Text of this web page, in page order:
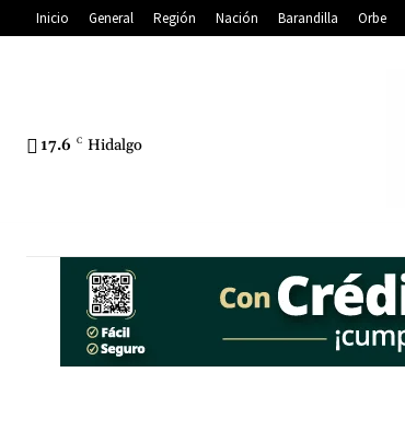
Inicio General Región Nación Barandilla Orbe
17.6 C Hidalgo